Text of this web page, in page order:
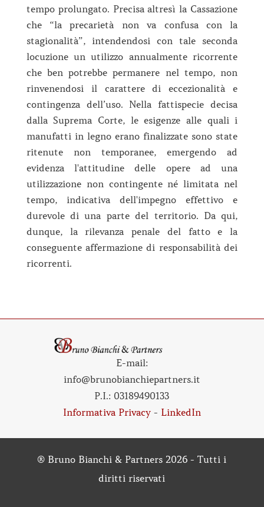
tempo prolungato. Precisa altresì la Cassazione
che “la precarietà non va confusa con la
stagionalità”, intendendosi con tale seconda
locuzione un utilizzo annualmente ricorrente
che ben potrebbe permanere nel tempo, non
rinvenendosi il carattere di eccezionalità e
contingenza dell’uso. Nella fattispecie decisa
dalla Suprema Corte, le esigenze alle quali i
manufatti in legno erano finalizzate sono state
ritenute non temporanee, emergendo ad
evidenza l'attitudine delle opere ad una
utilizzazione non contingente né limitata nel
tempo, indicativa dell'impegno effettivo e
durevole di una parte del territorio. Da qui,
dunque, la rilevanza penale del fatto e la
conseguente affermazione di responsabilità dei
ricorrenti.
E-mail:
info@brunobianchiepartners.it
P.I.: 03189490133
Informativa Privacy- LinkedIn
® Bruno Bianchi & Partners 2026 - Tutti i
diritti riservati